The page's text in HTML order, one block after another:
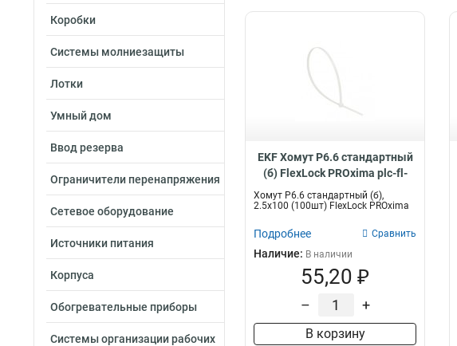
Коробки
Системы молниезащиты
Лотки
Умный дом
Ввод резерва
Ограничители перенапряжения
Сетевое оборудование
Источники питания
Корпуса
Обогревательные приборы
Системы организации рабочих
EKF Хомут P6.6 стандартный
(б) FlexLock PROxima plc-fl-
ctsw-2.5x100
Хомут P6.6 стандартный (б),
2.5x100 (100шт) FlexLock PROxima
Подробнее Сравнить
Наличие: В наличии
55,20 ₽
– +
В корзину